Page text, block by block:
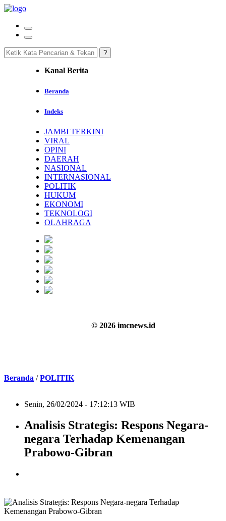
Kanal Berita
Beranda
Indeks
JAMBI TERKINI
VIRAL
OPINI
DAERAH
NASIONAL
INTERNASIONAL
POLITIK
HUKUM
EKONOMI
TEKNOLOGI
OLAHRAGA
© 2026 imcnews.id
Beranda /POLITIK
Senin, 26/02/2024 - 17:12:13 WIB
Analisis Strategis: Respons Negara-
negara Terhadap Kemenangan
Prabowo-Gibran